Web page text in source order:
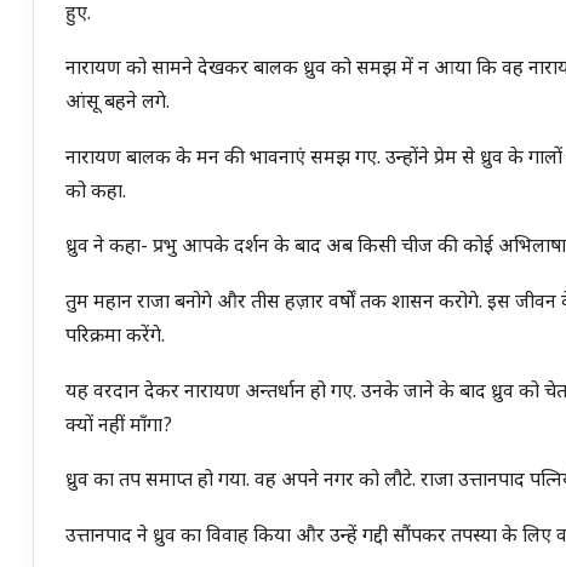
हुए.
नारायण को सामने देखकर बालक ध्रुव को समझ में न आया कि वह
आंसू बहने लगे.
नारायण बालक के मन की भावनाएं समझ गए. उन्होंने प्रेम से ध्रुव के गालों
को कहा.
ध्रुव ने कहा- प्रभु आपके दर्शन के बाद अब किसी चीज की कोई अभिलाषा
तुम महान राजा बनोगे और तीस हज़ार वर्षों तक शासन करोगे. इस जीवन के
परिक्रमा करेंगे.
यह वरदान देकर नारायण अन्तर्धान हो गए. उनके जाने के बाद ध्रुव को
क्यों नहीं माँगा?
ध्रुव का तप समाप्त हो गया. वह अपने नगर को लौटे. राजा उत्तानपाद
उत्तानपाद ने ध्रुव का विवाह किया और उन्हें गद्दी सौंपकर तपस्या के